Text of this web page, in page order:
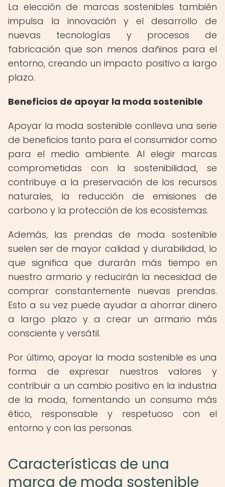
La elección de marcas sostenibles también
impulsa la innovación y el desarrollo de
nuevas tecnologías y procesos de
fabricación que son menos dañinos para el
entorno, creando un impacto positivo a largo
plazo.
Beneficios de apoyar la moda sostenible
Apoyar la moda sostenible conlleva una serie
de beneficios tanto para el consumidor como
para el medio ambiente. Al elegir marcas
comprometidas con la sostenibilidad, se
contribuye a la preservación de los recursos
naturales, la reducción de emisiones de
carbono y la protección de los ecosistemas.
Además, las prendas de moda sostenible
suelen ser de mayor calidad y durabilidad, lo
que significa que durarán más tiempo en
nuestro armario y reducirán la necesidad de
comprar constantemente nuevas prendas.
Esto a su vez puede ayudar a ahorrar dinero
a largo plazo y a crear un armario más
consciente y versátil.
Por último, apoyar la moda sostenible es una
forma de expresar nuestros valores y
contribuir a un cambio positivo en la industria
de la moda, fomentando un consumo más
ético, responsable y respetuoso con el
entorno y con las personas.
Características de una
marca de moda sostenible